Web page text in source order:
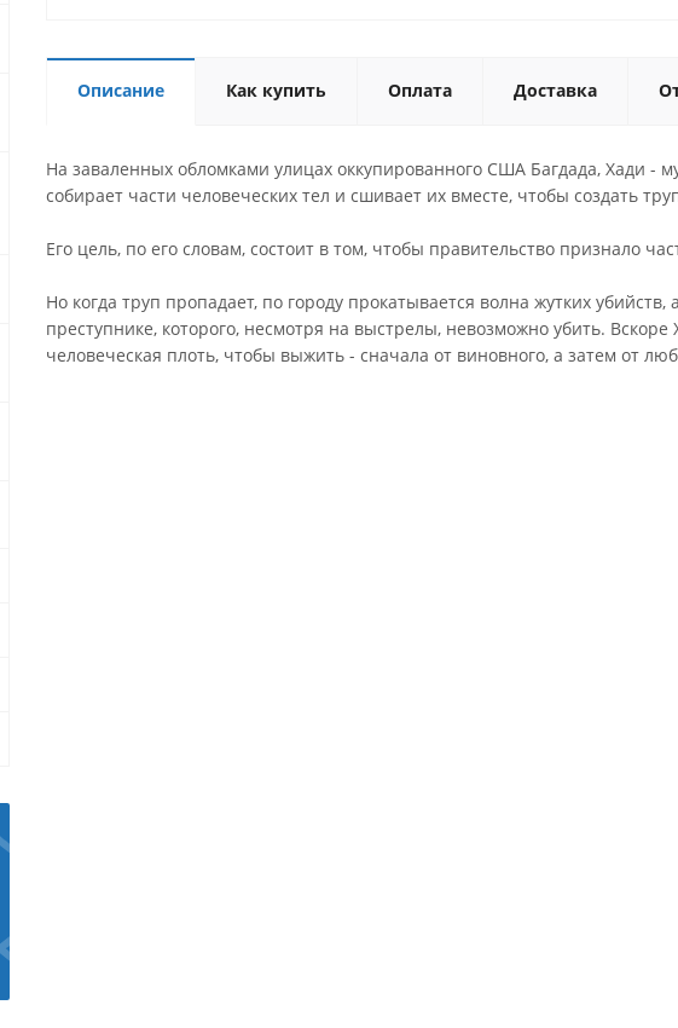
Описание Как купить Оплата Доставка
На заваленных обломками улицах оккупированного США Багдада, Хади -
собирает части человеческих тел и сшивает их вместе, чтобы создать
Его цель, по его словам, состоит в том, чтобы правительство признало
Но когда труп пропадает, по городу прокатывается волна жутких
преступнике, которого, несмотря на выстрелы, невозможно убить.
человеческая плоть, чтобы выжить - сначала от виновного, а затем от